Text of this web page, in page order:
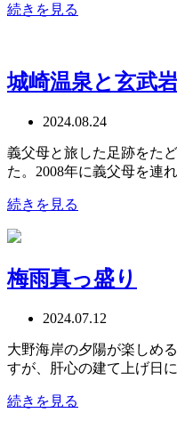
続きを見る
城崎温泉と玄武
2024.08.24
義父母と旅した足跡をた
た。2008年に義父母を連
続きを見る
梅雨真っ盛り
2024.07.12
大野海岸の夕陽が楽しめ
すが、肝心の建て上げ日
続きを見る